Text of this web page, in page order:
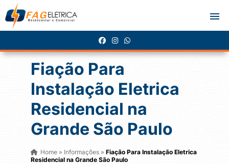
Fiação Para
Instalação Eletrica
Residencial na
Grande São Paulo
Home» Informações » Fiação Para Instalação Eletrica
Residencial na Grande São Paulo